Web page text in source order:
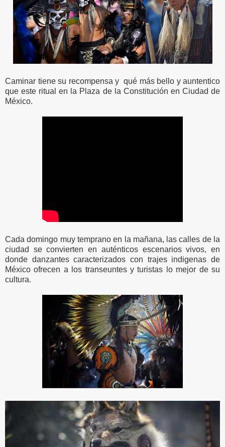
Caminar tiene su recompensa y qué más bello y auntentico
que este ritual en la Plaza de la Constitución en Ciudad de
México.
Cada domingo muy temprano en la mañana, las calles de la
ciudad se convierten en auténticos escenarios vivos, en
donde danzantes caracterizados con trajes indigenas de
México ofrecen a los transeuntes y turistas lo mejor de su
cultura.